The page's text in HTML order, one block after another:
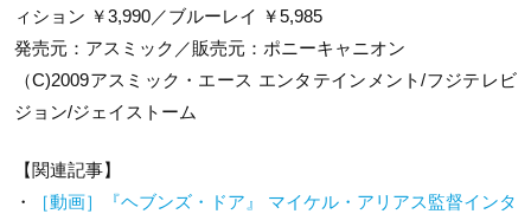
ィション ￥3,990／ブルーレイ ￥5,985
発売元：アスミック／販売元：ポニーキャニオン
（C)2009アスミック・エース エンタテインメント/フジテレビ
ジョン/ジェイストーム
【関連記事】
・
［動画］『ヘブンズ・ドア』 マイケル・アリアス監督インタ